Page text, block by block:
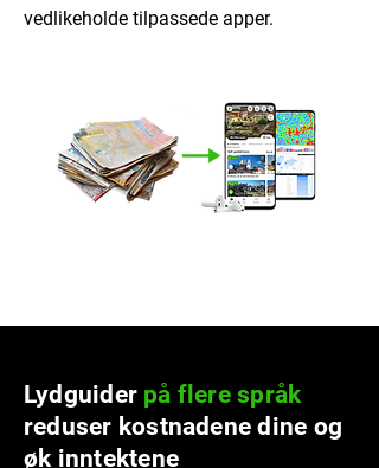
vedlikeholde tilpassede apper.
Lydguider på flere språk
reduser kostnadene dine og
øk inntektene